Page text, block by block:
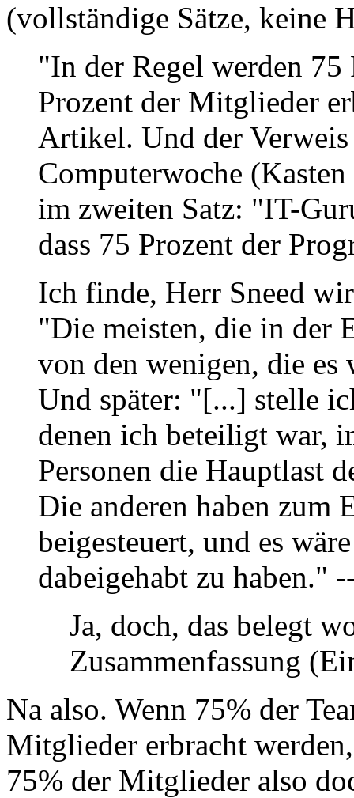
(vollständige Sätze, keine
"In der Regel werden 75
Prozent der Mitglieder
Artikel. Und der
Computerwoche
im zweiten Satz: "IT-
dass 75 Prozent der
Ich finde, Herr Sneed
"Die meisten, die in der
von den wenigen, die
Und später: "[...] stelle
denen ich beteiligt war,
Personen die Hauptlast
Die anderen haben zum
beigesteuert, und es
dabeigehabt zu haben."
Ja, doch, das belegt
Zusammenfassung
Na also. Wenn 75% der
Mitglieder erbracht
75% der Mitglieder also